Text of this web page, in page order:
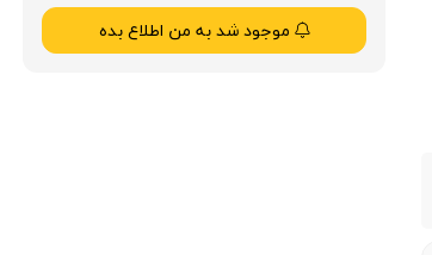
موجود شد به من اطلاع بده